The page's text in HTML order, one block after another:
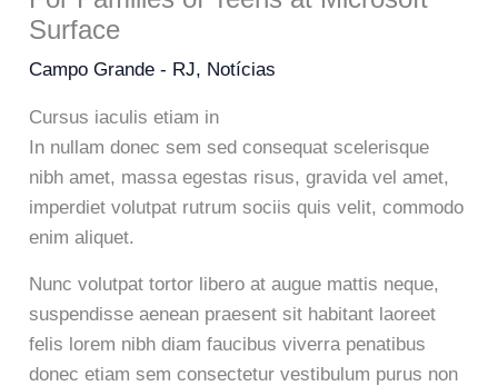
Surface
Campo Grande - RJ, Notícias
Cursus iaculis etiam in
In nullam donec sem sed consequat scelerisque
nibh amet, massa egestas risus, gravida vel amet,
imperdiet volutpat rutrum sociis quis velit, commodo
enim aliquet.
Nunc volutpat tortor libero at augue mattis neque,
suspendisse aenean praesent sit habitant laoreet
felis lorem nibh diam faucibus viverra penatibus
donec etiam sem consectetur vestibulum purus non